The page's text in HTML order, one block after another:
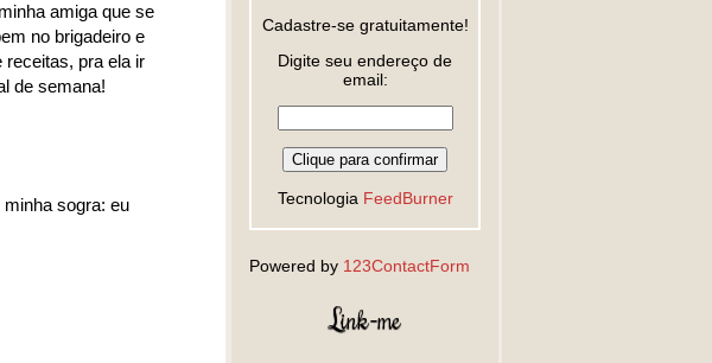
amiga que se
no brigadeiro e
receitas, pra ela ir
de semana!
sogra: eu
Cadastre-se gratuitamente!
Digite seu endereço de
email:
Tecnologia FeedBurner
Powered by 123ContactForm
Link-me